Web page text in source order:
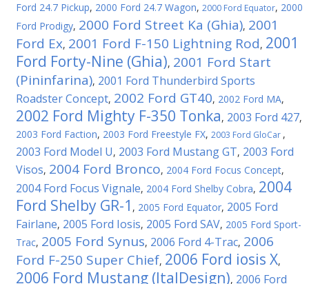
Ford 24.7 Pickup, 2000 Ford 24.7 Wagon, 2000 Ford Equator, 2000
Ford Prodigy, 2000 Ford Street Ka (Ghia), 2001
Ford Ex, 2001 Ford F-150 Lightning Rod, 2001
Ford Forty-Nine (Ghia), 2001 Ford Start
(Pininfarina), 2001 Ford Thunderbird Sports
Roadster Concept, 2002 Ford GT40, 2002 Ford MA,
2002 Ford Mighty F-350 Tonka, 2003 Ford 427,
2003 Ford Faction, 2003 Ford Freestyle FX, 2003 Ford GloCar ,
2003 Ford Model U, 2003 Ford Mustang GT, 2003 Ford
Visos, 2004 Ford Bronco, 2004 Ford Focus Concept,
2004 Ford Focus Vignale, 2004 Ford Shelby Cobra, 2004
Ford Shelby GR-1 , 2005 Ford Equator, 2005 Ford
Fairlane, 2005 Ford Iosis, 2005 Ford SAV, 2005 Ford Sport-
Trac, 2005 Ford Synus, 2006 Ford 4-Trac, 2006
Ford F-250 Super Chief, 2006 Ford iosis X,
2006 Ford Mustang (ItalDesign), 2006 Ford